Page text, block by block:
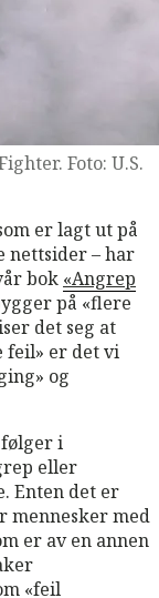
Foto: U.S.
er lagt ut på
nettsider – har
bok «Angrep
på «flere
det seg at
feil» er det vi
og
i
eller
Enten det er
mennesker med
er av en annen
«feil